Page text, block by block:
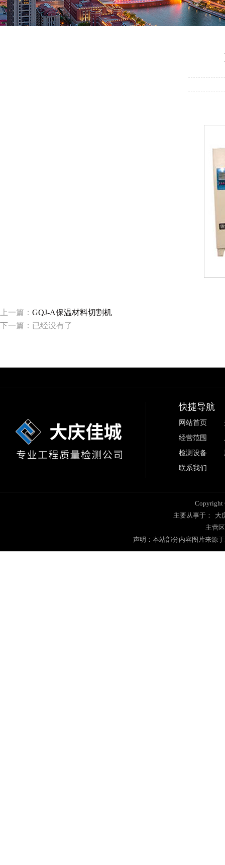
上一篇： GQJ-A保温材料切割机
下一篇：已经没有了
快捷导航
网站首页
经营范围
检测设备
联系我们
主要从事于：
大
主营
声明：本站部分内容图片来源